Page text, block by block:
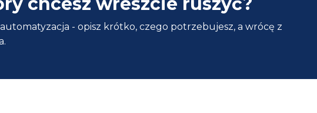
- opisz krótko, czego potrzebujesz, a wrócę z